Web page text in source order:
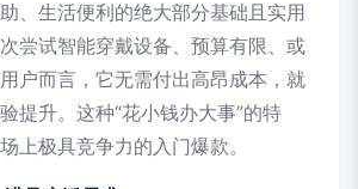
、生活便利的绝大部分基础且实用
尝试智能穿戴设备、预算有限、或
户而言，它无需付出高昂成本，就
提升。这种“花小钱办大事”的特
上极具竞争力的入门爆款。